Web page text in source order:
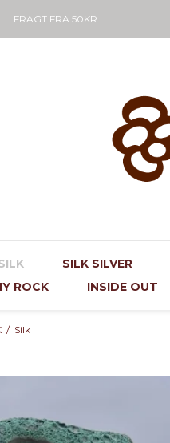
FRAGT FRA 50KR
SILK SILVER
ROCK INSIDE OUT
/ Silk